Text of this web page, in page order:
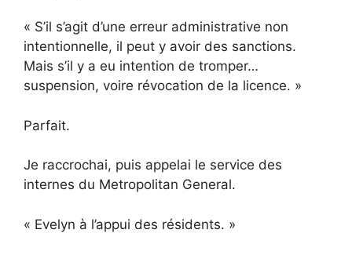
« S’il s’agit d’une erreur administrative non
intentionnelle, il peut y avoir des sanctions.
Mais s’il y a eu intention de tromper…
suspension, voire révocation de la licence. »
Parfait.
Je raccrochai, puis appelai le service des
internes du Metropolitan General.
« Evelyn à l’appui des résidents. »